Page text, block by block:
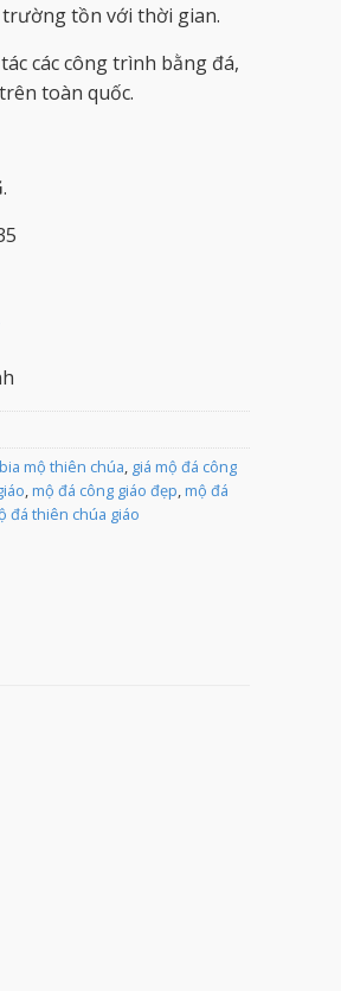
tồn với thời gian.
các công trình bằng đá,
toàn quốc.
.
bia mộ thiên chúa giá mộ đá công
mộ đá công giáo đẹp mộ đá
đá thiên chúa giáo